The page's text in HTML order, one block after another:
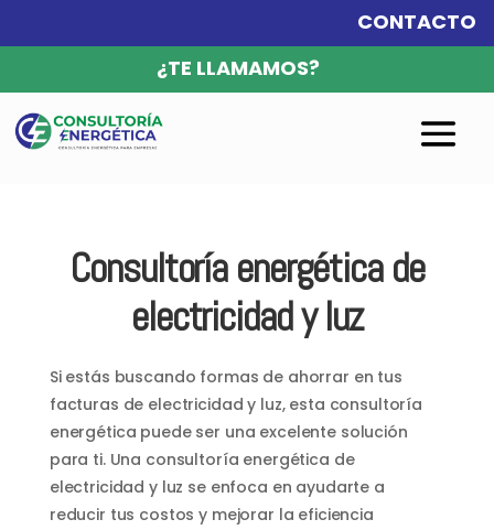
CONTACTO
¿TE LLAMAMOS?
Consultoría energética de
electricidad y luz
Si estás buscando formas de ahorrar en tus
facturas de electricidad y luz, esta consultoría
energética puede ser una excelente solución
para ti. Una consultoría energética de
electricidad y luz se enfoca en ayudarte a
reducir tus costos y mejorar la eficiencia